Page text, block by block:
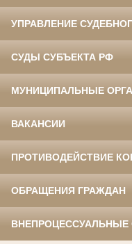
УПРАВЛЕНИЕ
СУДЫ СУБЪЕКТА РФ
МУНИЦИПАЛЬНЫЕ
ВАКАНСИИ
ПРОТИВОДЕЙСТВИЕ
ОБРАЩЕНИЯ ГРАЖДАН